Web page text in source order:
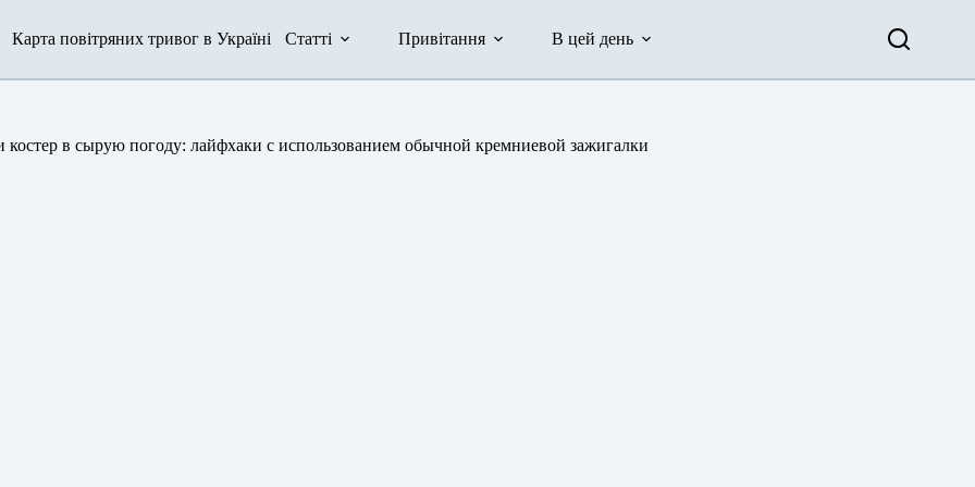
Карта повітряних тривог в Україні Статті Привітання В цей день
костер в сырую погоду: лайфхаки с использованием обычной кремниевой зажигалки